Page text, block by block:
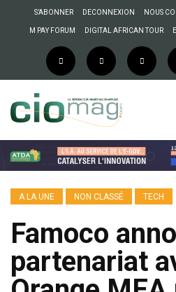
S’ABONNER DECONNEXION NOUS
M PAY FORUM DIGITAL AFRICAN TOUR
A LA UNE NON CLASSÉ TECH
Famoco
partenariat